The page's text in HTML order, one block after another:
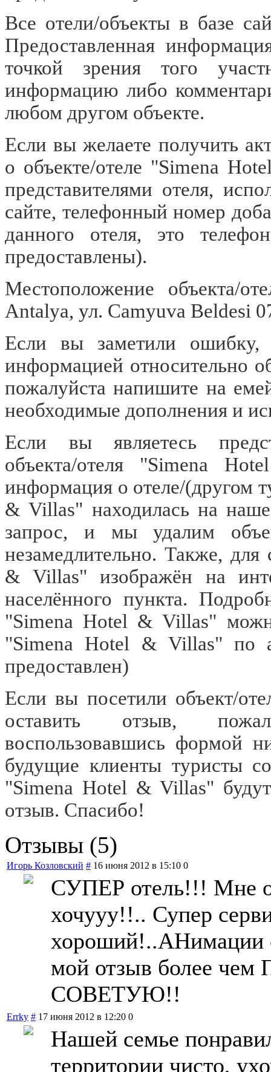
Все отели/объекты в базе
Предоставленная
точкой зрения того
информацию либо
любом другом объекте.
Если вы желаете получить
о объекте/отеле "Simena
представителями отеля,
сайте, телефонный номер
данного отеля, это
предоставлены).
Местоположение объекта/
Antalya, ул. Camyuva Beldesi
Если вы заметили ошибку,
информацией относительно
пожалуйста напишите на
необходимые дополнения и
Если вы являетесь
объекта/отеля "Simena
информация о отеле/(другом
& Villas" находилась на
запрос, и мы удалим
незамедлительно. Также,
& Villas" изображён на
населённого пункта.
"Simena Hotel & Villas"
"Simena Hotel & Villas" по
предоставлен)
Если вы посетили объект/
оставить отзыв,
воспользовавшись формой
будущие клиенты туристы
"Simena Hotel & Villas"
отзыв. Спасибо!
Отзывы (5)
Игорь Козловский # 16 июня 2012 в 15:10 0
СУПЕР отель!!! Мне
хочууу!!.. Супер
хороший!..АНимации
мой отзыв более
СОВЕТУЮ!!
Errky # 17 июня 2012 в 12:20 0
Нашей семье
территории чисто,